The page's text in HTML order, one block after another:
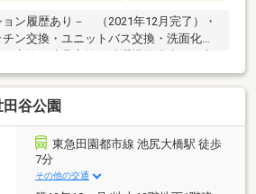
ョン履歴あり－ （2021年12月完了）・
ン交換・ユニットバス交換・洗面化粧
レ交換・建具交換・洗濯機用防水パン交
リング張替 ・クロス張替・玄関床張
物件の特徴－・最上階住戸（5
の角住戸・二重床 －室内設備－・追焚
換気乾燥機（電気）・温水洗浄便座 －
－・東急田園都市線「三軒茶屋」駅 徒歩
谷線「三軒茶屋」駅 徒歩9分・東急田園
大学」駅 徒歩13分
谷公園
東急田園都市線 池尻大橋駅 徒歩
7分
その他の交通